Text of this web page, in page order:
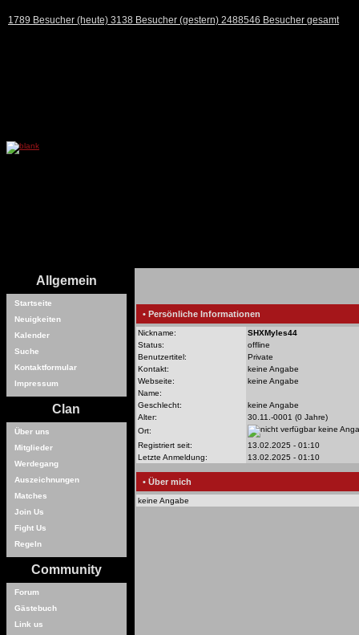
1789 Besucher (heute) 3138 Besucher (gestern) 2488546 Besucher gesamt
Allgemein
Startseite
Neuigkeiten
Kalender
Suche
Kontaktformular
Impressum
Clan
Über uns
Mitglieder
Werdegang
Auszeichnungen
Matches
Join Us
Fight Us
Regeln
Community
Forum
Gästebuch
Link us
• Persönliche Informationen
Nickname:
SHXMyles44
Status:
offline
Benutzertitel:
Private
Kontakt:
keine Angabe
Webseite:
keine Angabe
Name:
Geschlecht:
keine Angabe
Alter:
30.11.-0001 (0 Jahre)
Ort:
keine
Registriert seit:
13.02.2025 - 01:10
Letzte Anmeldung:
13.02.2025 - 01:10
• Über mich
keine Angabe